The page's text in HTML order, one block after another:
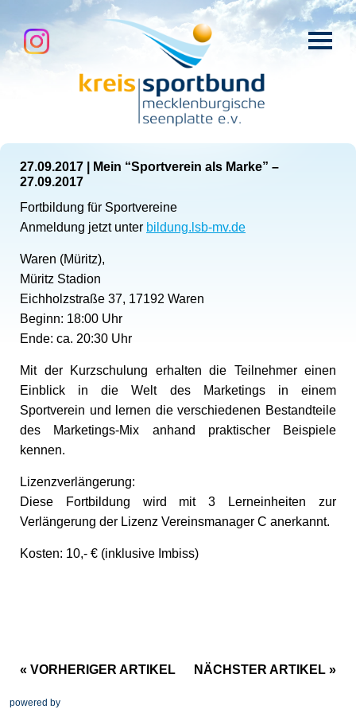
27.09.2017
Mein “Sportverein als Marke” –
27.09.2017
Fortbildung für Sportvereine
Anmeldung jetzt unter bildung.lsb-mv.de
Waren (Müritz),
Müritz Stadion
Eichholzstraße 37, 17192 Waren
Beginn: 18:00 Uhr
Ende: ca. 20:30 Uhr
Mit der Kurzschulung erhalten die Teilnehmer einen
Einblick in die Welt des Marketings in einem
Sportverein und lernen die verschiedenen Bestandteile
des Marketings-Mix anhand praktischer Beispiele
kennen.
Lizenzverlängerung:
Diese Fortbildung wird mit 3 Lerneinheiten zur
Verlängerung der Lizenz Vereinsmanager C anerkannt.
Kosten: 10,- € (inklusive Imbiss)
NÄCHSTER ARTIKEL »
« VORHERIGER ARTIKEL
powered by